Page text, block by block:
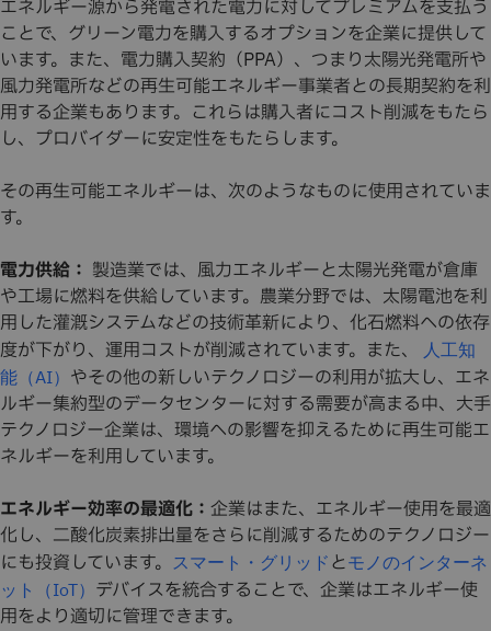
エネルギー源から発電された電力に対してプレミアムを支払う
ことで、グリーン電力を購入するオプションを企業に提供して
います。また、電力購入契約（PPA）、つまり太陽光発電所や
風力発電所などの再生可能エネルギー事業者との長期契約を利
用する企業もあります。これらは購入者にコスト削減をもたら
し、プロバイダーに安定性をもたらします。
その再生可能エネルギーは、次のようなものに使用されていま
す。
電力供給： 製造業では、風力エネルギーと太陽光発電が倉庫
や工場に燃料を供給しています。農業分野では、太陽電池を利
用した灌漑システムなどの技術革新により、化石燃料への依存
度が下がり、運用コストが削減されています。また、
人工知
能（AI） やその他の新しいテクノロジーの利用が拡大し、エネ
ルギー集約型のデータセンターに対する需要が高まる中、大手
テクノロジー企業は、環境への影響を抑えるために再生可能エ
ネルギーを利用しています。
エネルギー効率の最適化： 企業はまた、エネルギー使用を最適
化し、二酸化炭素排出量をさらに削減するためのテクノロジー
にも投資しています。 スマート・グリッド とモノのインターネ
ット（IoT） デバイスを統合することで、企業はエネルギー使
用をより適切に管理できます。